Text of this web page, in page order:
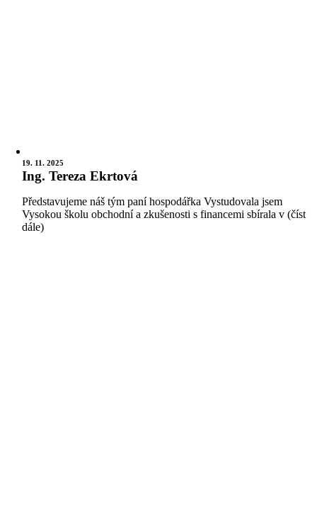
19. 11. 2025
Ing. Tereza Ekrtová
Představujeme náš tým paní hospodářka Vystudovala jsem
Vysokou školu obchodní a zkušenosti s financemi sbírala v (číst
dále)